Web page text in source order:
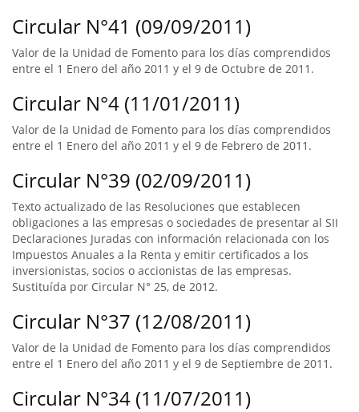
Circular N°41 (09/09/2011)
Valor de la Unidad de Fomento para los días comprendidos
entre el 1 Enero del año 2011 y el 9 de Octubre de 2011.
Circular N°4 (11/01/2011)
Valor de la Unidad de Fomento para los días comprendidos
entre el 1 Enero del año 2011 y el 9 de Febrero de 2011.
Circular N°39 (02/09/2011)
Texto actualizado de las Resoluciones que establecen
obligaciones a las empresas o sociedades de presentar al SII
Declaraciones Juradas con información relacionada con los
Impuestos Anuales a la Renta y emitir certificados a los
inversionistas, socios o accionistas de las empresas.
Sustituída por Circular N° 25, de 2012.
Circular N°37 (12/08/2011)
Valor de la Unidad de Fomento para los días comprendidos
entre el 1 Enero del año 2011 y el 9 de Septiembre de 2011.
Circular N°34 (11/07/2011)